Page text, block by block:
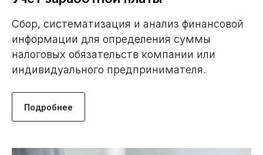
Сбор, систематизация и анализ финансовой
информации для определения суммы
налоговых обязательств компании или
индивидуального предпринимателя.
Подробнее